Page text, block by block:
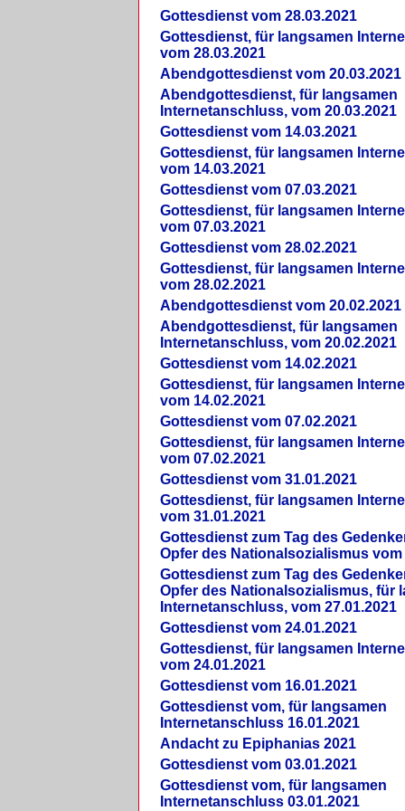
Gottesdienst vom 28.03.2021
Gottesdienst, für langsamen
vom 28.03.2021
Abendgottesdienst vom 20.03.2021
Abendgottesdienst, für langsamen
Internetanschluss, vom 20.03.2021
Gottesdienst vom 14.03.2021
Gottesdienst, für langsamen
vom 14.03.2021
Gottesdienst vom 07.03.2021
Gottesdienst, für langsamen
vom 07.03.2021
Gottesdienst vom 28.02.2021
Gottesdienst, für langsamen
vom 28.02.2021
Abendgottesdienst vom 20.02.2021
Abendgottesdienst, für langsamen
Internetanschluss, vom 20.02.2021
Gottesdienst vom 14.02.2021
Gottesdienst, für langsamen
vom 14.02.2021
Gottesdienst vom 07.02.2021
Gottesdienst, für langsamen
vom 07.02.2021
Gottesdienst vom 31.01.2021
Gottesdienst, für langsamen
vom 31.01.2021
Gottesdienst zum Tag des
Opfer des Nationalsozialismus vom
Gottesdienst zum Tag des
Opfer des Nationalsozialismus, für
Internetanschluss, vom 27.01.2021
Gottesdienst vom 24.01.2021
Gottesdienst, für langsamen
vom 24.01.2021
Gottesdienst vom 16.01.2021
Gottesdienst vom, für langsamen
Internetanschluss 16.01.2021
Andacht zu Epiphanias 2021
Gottesdienst vom 03.01.2021
Gottesdienst vom, für langsamen
Internetanschluss 03.01.2021